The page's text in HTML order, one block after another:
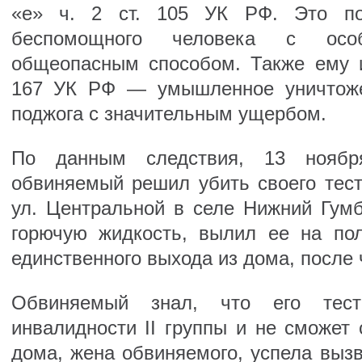
«е» ч. 2 ст. 105 УК РФ. Это
беспомощного человека с
общеопасным способом. Также ему
167 УК РФ — умышленное
поджога с значительным ущербом.
По данным следствия, 13
обвиняемый решил убить своего
ул. Центральной в селе Нижний
горючую жидкость, вылил ее на
единственного выхода из дома, после
Обвиняемый знал, что его
инвалидности II группы и не сможет
дома, жена обвиняемого, успела